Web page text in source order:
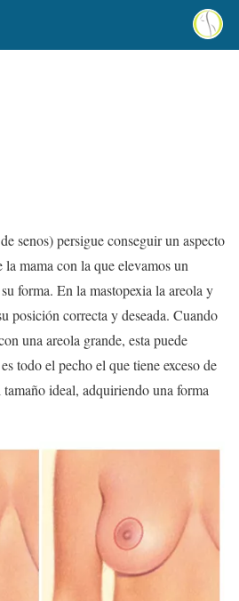
senos) persigue conseguir un aspecto
mama con la que elevamos un
forma. En la mastopexia la areola y
posición correcta y deseada. Cuando
una areola grande, esta puede
todo el pecho el que tiene exceso de
ideal, adquiriendo una forma